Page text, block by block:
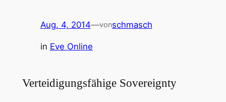
Aug. 4, 2014—vonschmasch
in Eve Online
Verteidigungsfähige Sovereignty